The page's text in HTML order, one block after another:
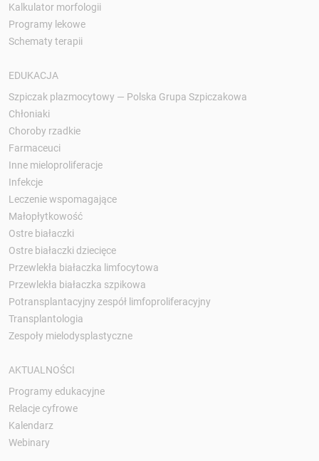
Kalkulator morfologii
Programy lekowe
Schematy terapii
EDUKACJA
Szpiczak plazmocytowy — Polska Grupa Szpiczakowa
Chłoniaki
Choroby rzadkie
Farmaceuci
Inne mieloproliferacje
Infekcje
Leczenie wspomagające
Małopłytkowość
Ostre białaczki
Ostre białaczki dziecięce
Przewlekła białaczka limfocytowa
Przewlekła białaczka szpikowa
Potransplantacyjny zespół limfoproliferacyjny
Transplantologia
Zespoły mielodysplastyczne
AKTUALNOŚCI
Programy edukacyjne
Relacje cyfrowe
Kalendarz
Webinary